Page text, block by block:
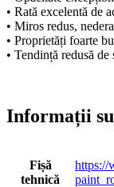
• Rată excelentă de
• Miros redus,
• Proprietăți foarte
• Tendință redusă
Informații
Fișă
tehnică
https://